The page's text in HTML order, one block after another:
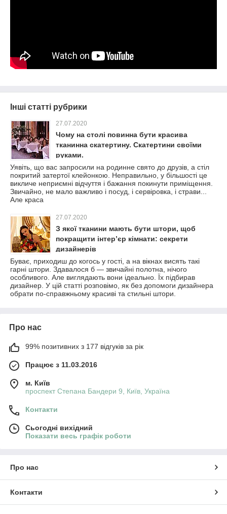
Інші статті рубрики
27.07.2020
Чому на столі повинна бути красива
тканинна скатертину. Скатертини своїми
руками.
Уявіть, що вас запросили на родинне свято до друзів, а стіл
покритий затертої клейонкою. Неправильно, у більшості це
викличе неприємні відчуття і бажання покинути приміщення.
Звичайно, не мало важливо і посуд, і сервіровка, і страви...
Але краса
27.07.2020
З якої тканини мають бути штори, щоб
покращити інтер’єр кімнати: секрети
дизайнерів
Буває, приходиш до когось у гості, а на вікнах висять такі
гарні штори. Здавалося б — звичайні полотна, нічого
особливого. Але виглядають вони ідеально. Їх підбирав
дизайнер. У цій статті розповімо, як без допомоги дизайнера
обрати по-справжньому красиві та стильні штори.
Про нас
99% позитивних з 177 відгуків за рік
Працює з 11.03.2016
м. Київ
проспект Степана Бандери 9, Київ, Україна
Контакти
Сьогодні вихідний
Показати весь графік роботи
Про нас
Контакти